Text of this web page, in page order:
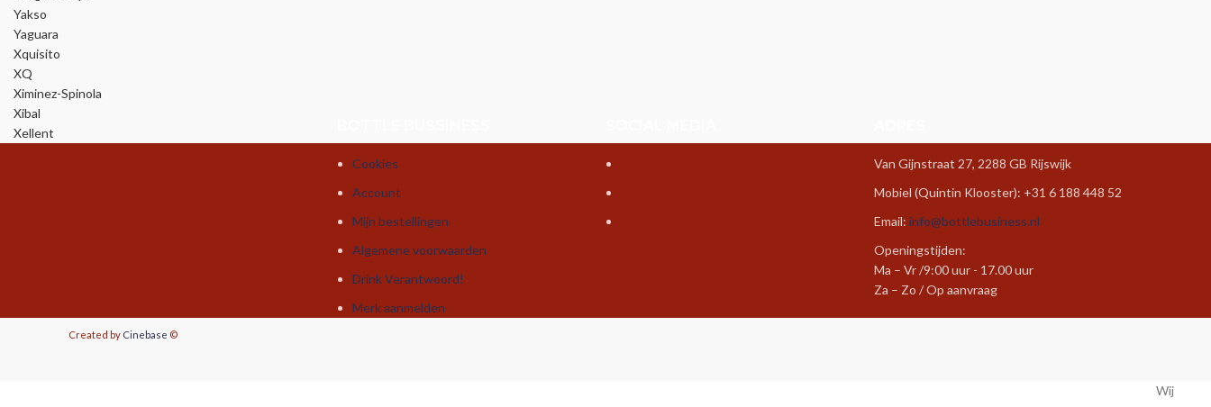
Yakso
Yaguara
Xquisito
XQ
Ximinez-Spinola
Xibal
Xellent
Cookies
Account
Mijn bestellingen
Algemene voorwaarden
Drink Verantwoord!
Merk aanmelden
Van Gijnstraat 27, 2288 GB Rijswijk
Mobiel (Quintin Klooster): +31 6 188 448 52
Email: info@bottlebusiness.nl
Openingstijden:
Ma – Vr /9:00 uur - 17.00 uur
Za – Zo / Op aanvraag
Created by Cinebase ©
Wij